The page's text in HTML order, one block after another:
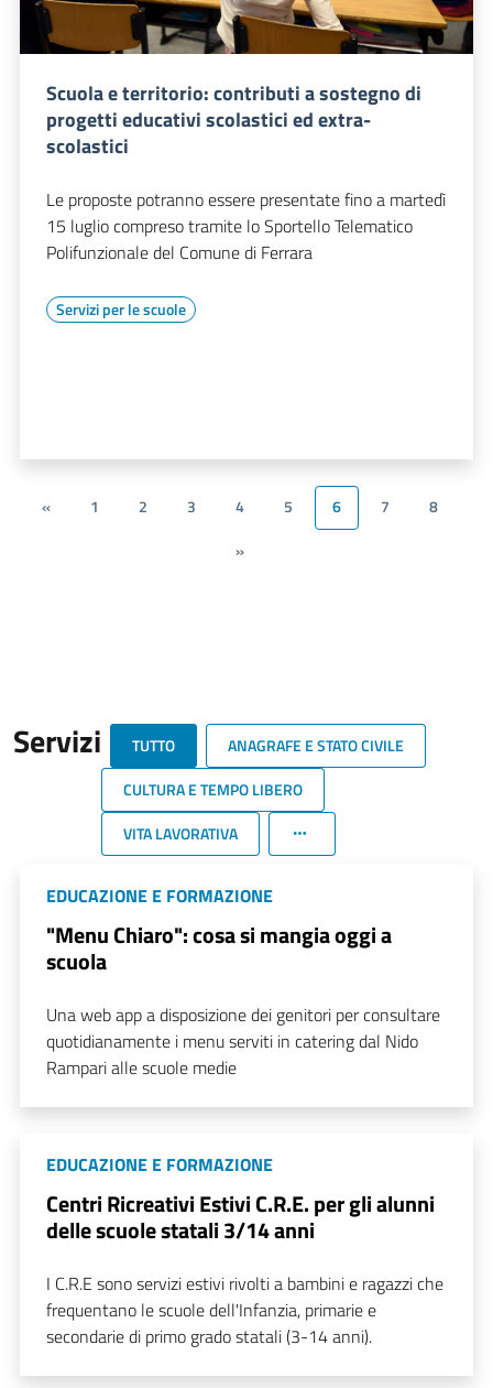
Scuola e territorio: contributi a sostegno di
progetti educativi scolastici ed extra-
scolastici
Le proposte potranno essere presentate fino a martedì
15 luglio compreso tramite lo Sportello Telematico
Polifunzionale del Comune di Ferrara
Servizi per le scuole
« 1 2 3 4 5 6 7
8
»
Servizi TUTTO
ANAGRAFE E STATO CIVILE
CULTURA E TEMPO LIBERO
VITA LAVORATIVA
EDUCAZIONE E FORMAZIONE
"Menu Chiaro": cosa si mangia oggi a
scuola
Una web app a disposizione dei genitori per consultare
quotidianamente i menu serviti in catering dal Nido
Rampari alle scuole medie
EDUCAZIONE E FORMAZIONE
Centri Ricreativi Estivi C.R.E. per gli alunni
delle scuole statali 3/14 anni
I C.R.E sono servizi estivi rivolti a bambini e ragazzi che
frequentano le scuole dell'Infanzia, primarie e
secondarie di primo grado statali (3-14 anni).